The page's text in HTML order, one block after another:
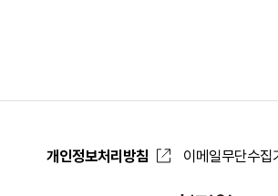
개인정보처리방침 이메일무단수집